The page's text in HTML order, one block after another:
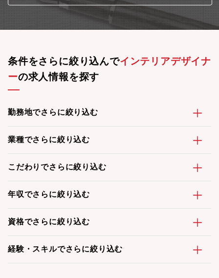
条件をさらに絞り込んでインテリアデザイナ
ーの求人情報を探す
勤務地でさらに絞り込む
業種でさらに絞り込む
こだわりでさらに絞り込む
年収でさらに絞り込む
資格でさらに絞り込む
経験・スキルでさらに絞り込む